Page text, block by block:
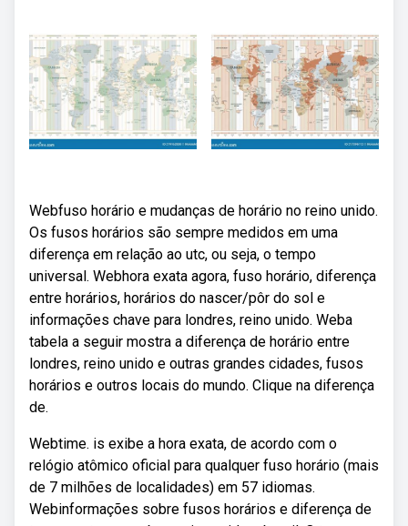
Webfuso horário e mudanças de horário no reino unido.
Os fusos horários são sempre medidos em uma
diferença em relação ao utc, ou seja, o tempo
universal. Webhora exata agora, fuso horário, diferença
entre horários, horários do nascer/pôr do sol e
informações chave para londres, reino unido. Weba
tabela a seguir mostra a diferença de horário entre
londres, reino unido e outras grandes cidades, fusos
horários e outros locais do mundo. Clique na diferença
de.
Webtime. is exibe a hora exata, de acordo com o
relógio atômico oficial para qualquer fuso horário (mais
de 7 milhões de localidades) em 57 idiomas.
Webinformações sobre fusos horários e diferença de